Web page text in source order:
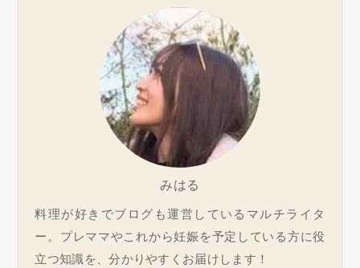
みはる
料理が好きでブログも運営しているマルチライタ
ー。プレママやこれから妊娠を予定している方に役
立つ知識を、分かりやすくお届けします！